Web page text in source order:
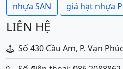
nhựa SAN giá hạt nhựa
LIÊN HỆ
Số 430 Cầu Am, P. Vạn